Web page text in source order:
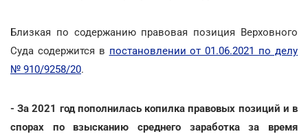
Близкая по содержанию правовая позиция Верховного
Суда содержится в постановлении от 01.06.2021 по делу
№ 910/9258/20.
- За 2021 год пополнилась копилка правовых позиций и в
спорах по взысканию среднего заработка за время